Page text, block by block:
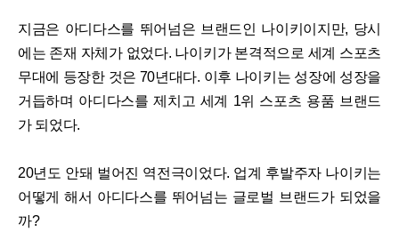
지금은 아디다스를 뛰어넘은 브랜드인 나이키이지만, 당시
에는 존재 자체가 없었다. 나이키가 본격적으로 세계 스포츠
무대에 등장한 것은 70년대다. 이후 나이키는 성장에 성장을
거듭하며 아디다스를 제치고 세계 1위 스포츠 용품 브랜드
가 되었다.
20년도 안돼 벌어진 역전극이었다. 업계 후발주자 나이키는
어떻게 해서 아디다스를 뛰어넘는 글로벌 브랜드가 되었을
까?